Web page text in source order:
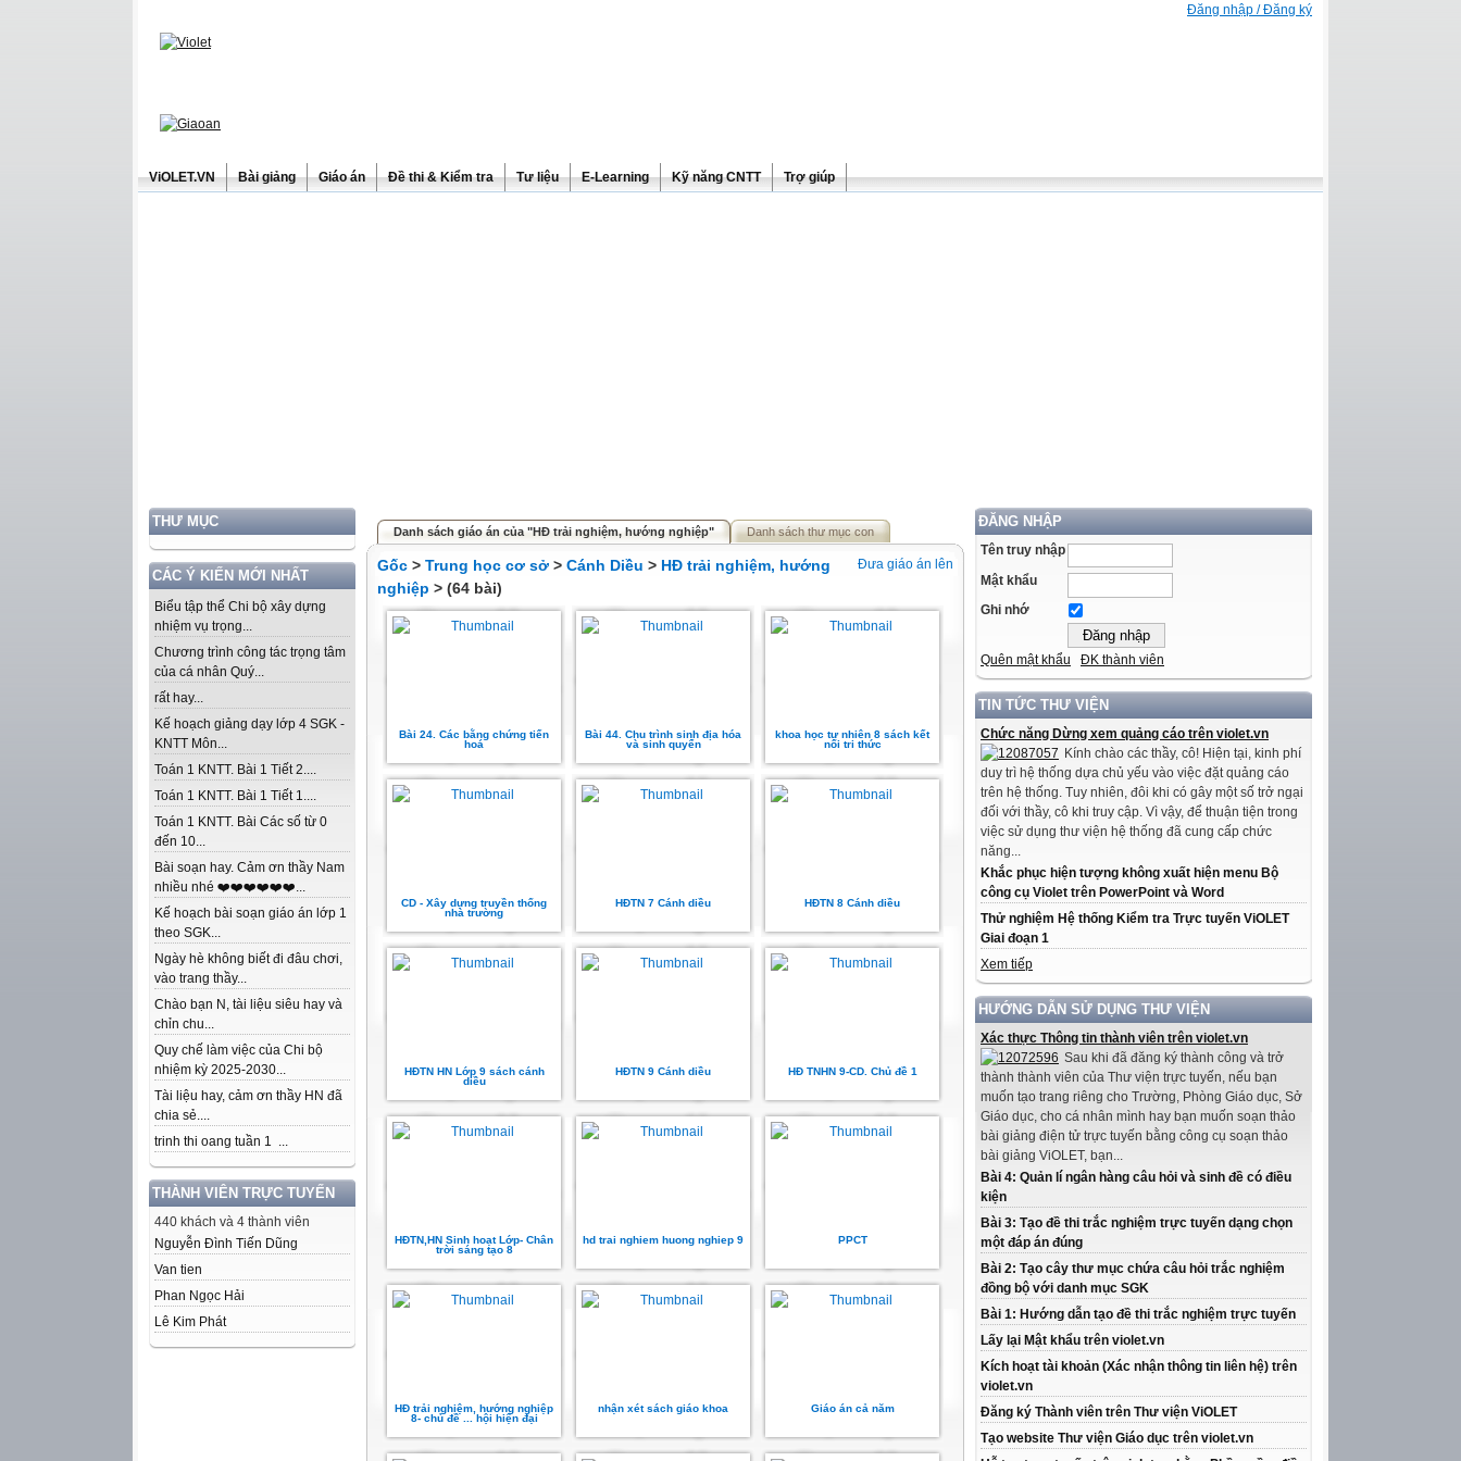
Đăng nhập / Đăng ký
ViOLET.VN Bài giảng Giáo án Đề thi & Kiểm tra Tư liệu E-Learning Kỹ năng CNTT Trợ giúp
THƯ MỤC
CÁC Ý KIẾN MỚI NHẤT
Biểu tập thể Chi bộ xây dựng
nhiệm vụ trọng...
Chương trình công tác trọng tâm
của cá nhân Quý...
rất hay...
Kế hoạch giảng dạy lớp 4 SGK -
KNTT Môn...
Toán 1 KNTT. Bài 1 Tiết 2....
Toán 1 KNTT. Bài 1 Tiết 1....
Toán 1 KNTT. Bài Các số từ 0
đến 10...
Bài soạn hay. Cảm ơn thầy Nam
nhiều nhé ❤️❤️❤️❤️❤️❤️...
Kế hoạch bài soạn giáo án lớp 1
theo SGK...
Ngày hè không biết đi đâu chơi,
vào trang thầy...
Chào bạn N, tài liệu siêu hay và
chỉn chu...
Quy chế làm việc của Chi bộ
nhiệm kỳ 2025-2030...
Tài liệu hay, cảm ơn thầy HN đã
chia sẻ....
trinh thi oang tuần 1 ...
THÀNH VIÊN TRỰC TUYẾN
440 khách và 4 thành viên
Nguyễn Đình Tiến Dũng
Van tien
Phan Ngọc Hải
Lê Kim Phát
ĐĂNG NHẬP
Tên truy nhập
Mật khẩu
Ghi nhớ
Quên mật khẩu ĐK thành viên
TIN TỨC THƯ VIỆN
Chức năng Dừng xem quảng cáo trên violet.vn
Kính chào các thầy, cô! Hiện tại, kinh phí
duy trì hệ thống dựa chủ yếu vào việc đặt quảng cáo
trên hệ thống. Tuy nhiên, đôi khi có gây một số trở ngại
đối với thầy, cô khi truy cập. Vì vậy, để thuận tiện trong
việc sử dụng thư viện hệ thống đã cung cấp chức
năng...
Khắc phục hiện tượng không xuất hiện menu Bộ
công cụ Violet trên PowerPoint và Word
Thử nghiệm Hệ thống Kiểm tra Trực tuyến ViOLET
Giai đoạn 1
Xem tiếp
HƯỚNG DẪN SỬ DỤNG THƯ VIỆN
Xác thực Thông tin thành viên trên violet.vn
Sau khi đã đăng ký thành công và trở
thành thành viên của Thư viện trực tuyến, nếu bạn
muốn tạo trang riêng cho Trường, Phòng Giáo dục, Sở
Giáo dục, cho cá nhân mình hay bạn muốn soạn thảo
bài giảng điện tử trực tuyến bằng công cụ soạn thảo
bài giảng ViOLET, bạn...
Bài 4: Quản lí ngân hàng câu hỏi và sinh đề có điều
kiện
Bài 3: Tạo đề thi trắc nghiệm trực tuyến dạng chọn
một đáp án đúng
Bài 2: Tạo cây thư mục chứa câu hỏi trắc nghiệm
đồng bộ với danh mục SGK
Bài 1: Hướng dẫn tạo đề thi trắc nghiệm trực tuyến
Lấy lại Mật khẩu trên violet.vn
Kích hoạt tài khoản (Xác nhận thông tin liên hệ) trên
violet.vn
Đăng ký Thành viên trên Thư viện ViOLET
Tạo website Thư viện Giáo dục trên violet.vn
Danh sách giáo án của "HĐ trải nghiệm, hướng nghiệp" Danh sách thư mục con
Đưa giáo án lên
Gốc > Trung học cơ sở > Cánh Diều > HĐ trải nghiệm, hướng
nghiệp > (64 bài)
Bài 24. Các bằng chứng tiến
hoá
Bài 44. Chu trình sinh địa hóa
và sinh quyển
khoa học tự nhiên 8 sách kết
nối tri thức
CD - Xây dựng truyền thống
nhà trường
HĐTN 7 Cánh diều HĐTN 8 Cánh diều
HĐTN HN Lớp 9 sách cánh
diều
HĐTN 9 Cánh diều HĐ TNHN 9-CD. Chủ đề 1
HĐTN,HN Sinh hoạt Lớp- Chân
trời sáng tạo 8
hd trai nghiem huong nghiep 9 PPCT
HĐ trải nghiệm, hướng nghiệp
8- chủ đề ... hội hiện đại
nhận xét sách giáo khoa Giáo án cả năm